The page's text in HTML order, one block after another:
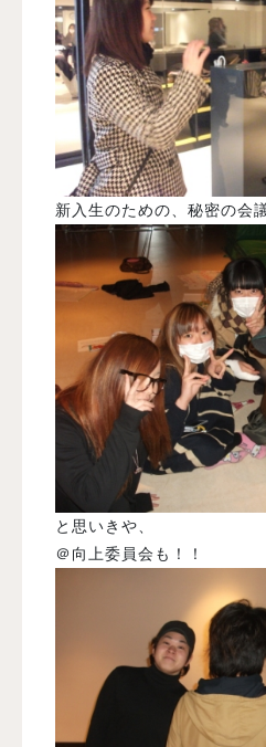
訪問者別メニュー
新入生のための、秘密の
と思いきや、
＠向上委員会も！！